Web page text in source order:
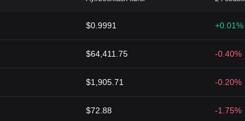
$0.9991 +0.01%
$64,411.75 -0.40%
$1,905.71 -0.20%
$72.88 -1.75%